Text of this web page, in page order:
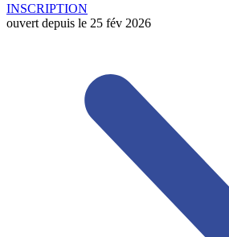
INSCRIPTION
ouvert depuis le 25 fév 2026